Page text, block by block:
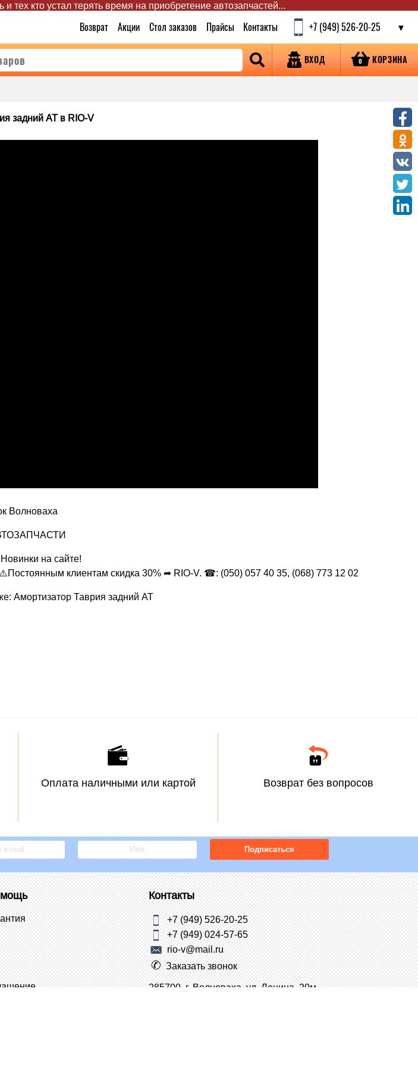
тех кто устал терять время на приобретение автозапчастей...
Возврат Акции Стол заказов Прайсы Контакты +7 (949) 526-20-25
ВХОД 0 КОРЗИНА
задний AT в RIO-V
Волноваха
на сайте!
клиентам скидка 30% ➦ RIO-V. ☎: (050) 057 40 35, (068) 773 12 02
Амортизатор Таврия задний AT
Оплата наличными или картой Возврат без вопросов
Подписаться
Контакты
+7 (949) 526-20-25
+7 (949) 024-57-65
rio-v@mail.ru
Заказать звонок
285700, г. Волноваха, ул. Ленина, 20м